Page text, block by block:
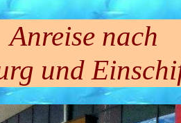
nach
und